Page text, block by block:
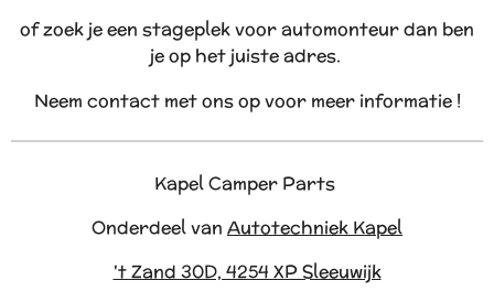
of zoek je een stageplek voor automonteur dan ben
je op het juiste adres.
Neem contact met ons op voor meer informatie !
Kapel Camper Parts
Onderdeel van Autotechniek Kapel
't Zand 30D, 4254 XP Sleeuwijk